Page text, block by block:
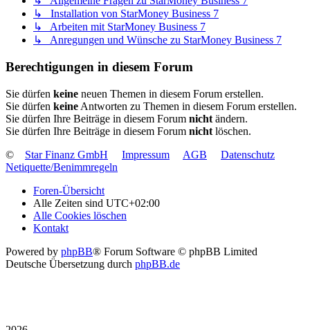
↳ Installation von StarMoney Business 7
↳ Arbeiten mit StarMoney Business 7
↳ Anregungen und Wünsche zu StarMoney Business 7
Berechtigungen in diesem Forum
Sie dürfen keine neuen Themen in diesem Forum erstellen.
Sie dürfen keine Antworten zu Themen in diesem Forum erstellen.
Sie dürfen Ihre Beiträge in diesem Forum nicht ändern.
Sie dürfen Ihre Beiträge in diesem Forum nicht löschen.
©
Star Finanz GmbH Impressum AGB
Datenschutz
Netiquette/Benimmregeln
Foren-Übersicht
Alle Zeiten sind UTC+02:00
Alle Cookies löschen
Kontakt
Powered by phpBB® Forum Software © phpBB Limited
Deutsche Übersetzung durch phpBB.de